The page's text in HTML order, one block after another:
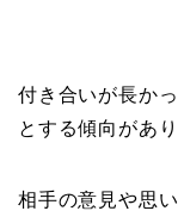
付き合いが長か
とする傾向があり
相手の意見や思